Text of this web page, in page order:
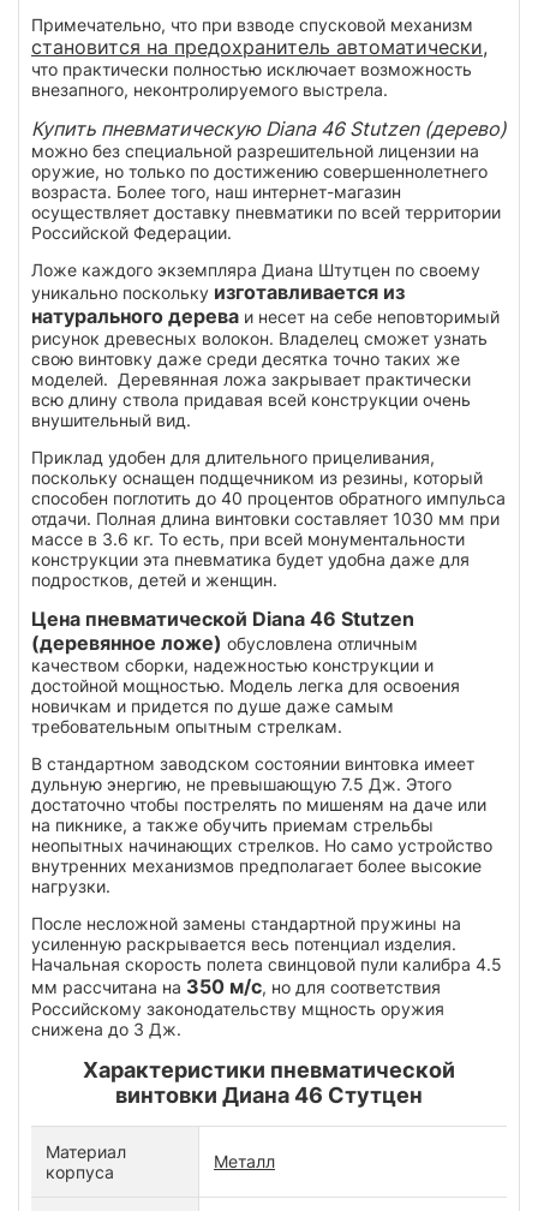
Примечательно, что при взводе спусковой механизм
становится на предохранитель автоматически,
что практически полностью исключает возможность
внезапного, неконтролируемого выстрела.
Купить пневматическую Diana 46 Stutzen (дерево)
можно без специальной разрешительной лицензии на
оружие, но только по достижению совершеннолетнего
возраста. Более того, наш интернет-магазин
осуществляет доставку пневматики по всей территории
Российской Федерации.
Ложе каждого экземпляра Диана Штутцен по своему
уникально поскольку изготавливается из
натурального дерева и несет на себе неповторимый
рисунок древесных волокон. Владелец сможет узнать
свою винтовку даже среди десятка точно таких же
моделей. Деревянная ложа закрывает практически
всю длину ствола придавая всей конструкции очень
внушительный вид.
Приклад удобен для длительного прицеливания,
поскольку оснащен подщечником из резины, который
способен поглотить до 40 процентов обратного импульса
отдачи. Полная длина винтовки составляет 1030 мм при
массе в 3.6 кг. То есть, при всей монументальности
конструкции эта пневматика будет удобна даже для
подростков, детей и женщин.
Цена пневматической Diana 46 Stutzen
(деревянное ложе) обусловлена отличным
качеством сборки, надежностью конструкции и
достойной мощностью. Модель легка для освоения
новичкам и придется по душе даже самым
требовательным опытным стрелкам.
В стандартном заводском состоянии винтовка имеет
дульную энергию, не превышающую 7.5 Дж. Этого
достаточно чтобы пострелять по мишеням на даче или
на пикнике, а также обучить приемам стрельбы
неопытных начинающих стрелков. Но само устройство
внутренних механизмов предполагает более высокие
нагрузки.
После несложной замены стандартной пружины на
усиленную раскрывается весь потенциал изделия.
Начальная скорость полета свинцовой пули калибра 4.5
мм рассчитана на 350 м/с, но для соответствия
Российскому законодательству мщность оружия
снижена до 3 Дж.
Характеристики пневматической
винтовки Диана 46 Стутцен
Материал
корпуса
Металл